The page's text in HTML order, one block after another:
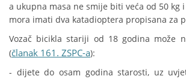
a ukupna masa ne smije biti veća od 50 kg
mora imati dva katadioptera propisana za
Vozač bicikla stariji od 18 godina može
(članak 161. ZSPC-a):
- dijete do osam godina starosti, uz